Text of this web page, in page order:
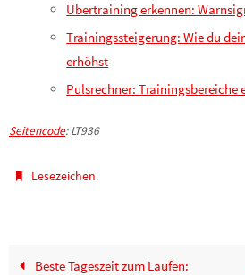
Übertraining erkennen:
Trainingssteigerung: Wie du
erhöhst
Pulsrechner: Trainingsbereiche
Seitencode: LT936
Lesezeichen.
Beste Tageszeit zum Laufen: